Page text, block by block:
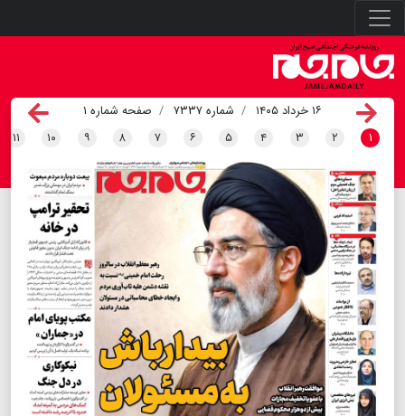
۱۶ خرداد ۱۴۰۵ شماره ۷۳۳۷
صفحه شماره ۱
۱
۲ ۳ ۴ ۵ ۶ ۷ ۸ ۹ ۱۰ ۱۱